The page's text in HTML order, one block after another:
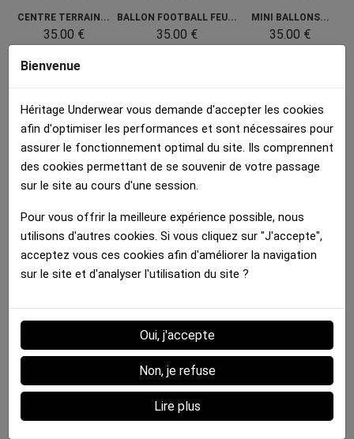
CENTRE TERRAIN...
35.00 €
BALLON FOOTBALL FEU...
35.00 €
MINI BALLONS...
35.00 €
Boxer Homme
35.00 €
Boxer Homme
35.00 €
Boxer Homme
BALLON FOOTBALL FLUO...
35.00 €
Bienvenue
Héritage Underwear vous demande d'accepter les cookies
afin d'optimiser les performances et sont nécessaires pour
assurer le fonctionnement optimal du site. Ils comprennent
des cookies permettant de se souvenir de votre passage
sur le site au cours d'une session.
Pour vous offrir la meilleure expérience possible, nous
utilisons d'autres cookies. Si vous cliquez sur "J'accepte",
acceptez vous ces cookies afin d'améliorer la navigation
sur le site et d'analyser l'utilisation du site ?
Oui, j'accepte
Non, je refuse
Lire plus